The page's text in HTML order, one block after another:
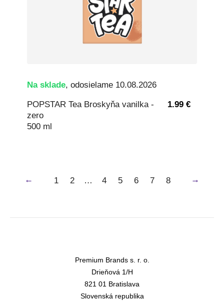
Na sklade, odosielame 10.08.2026
POPSTAR Tea Broskyňa vanilka -
zero
500 ml
1.99 €
← 1 2 … 4 5 6 7 8 →
Premium Brands s. r. o.
Drieňová 1/H
821 01 Bratislava
Slovenská republika